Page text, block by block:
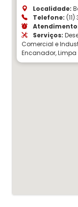
Localidade:
Telefone:
Serviços:
Comercial e
Encanador,